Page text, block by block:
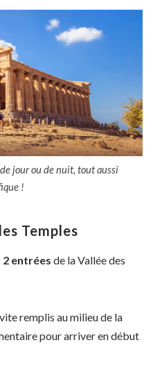
jour ou de nuit, tout aussi
!
Temples
entrées de la Vallée des
remplis au milieu de la
pour arriver en début